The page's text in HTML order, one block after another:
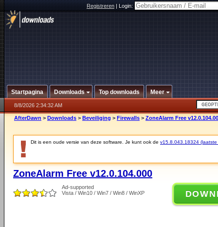
Registreren|Login:
Startpagina Downloads Top downloads Meer
8/8/2026 2:34:32 AM
AfterDawn > Downloads > Beveiliging > Firewalls > ZoneAlarm Free
Dit is een oude versie van deze software. Je kunt ook de v15.8.043.18324 (laatste
ZoneAlarm Free v12.0.104.000
Ad-supported
Vista / Win10 / Win7 / Win8 / WinXP